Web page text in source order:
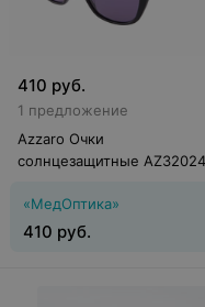
410 руб.
1 предложение
Azzaro Очки
солнцезащитные AZ32024
«МедОптика»
410 руб.